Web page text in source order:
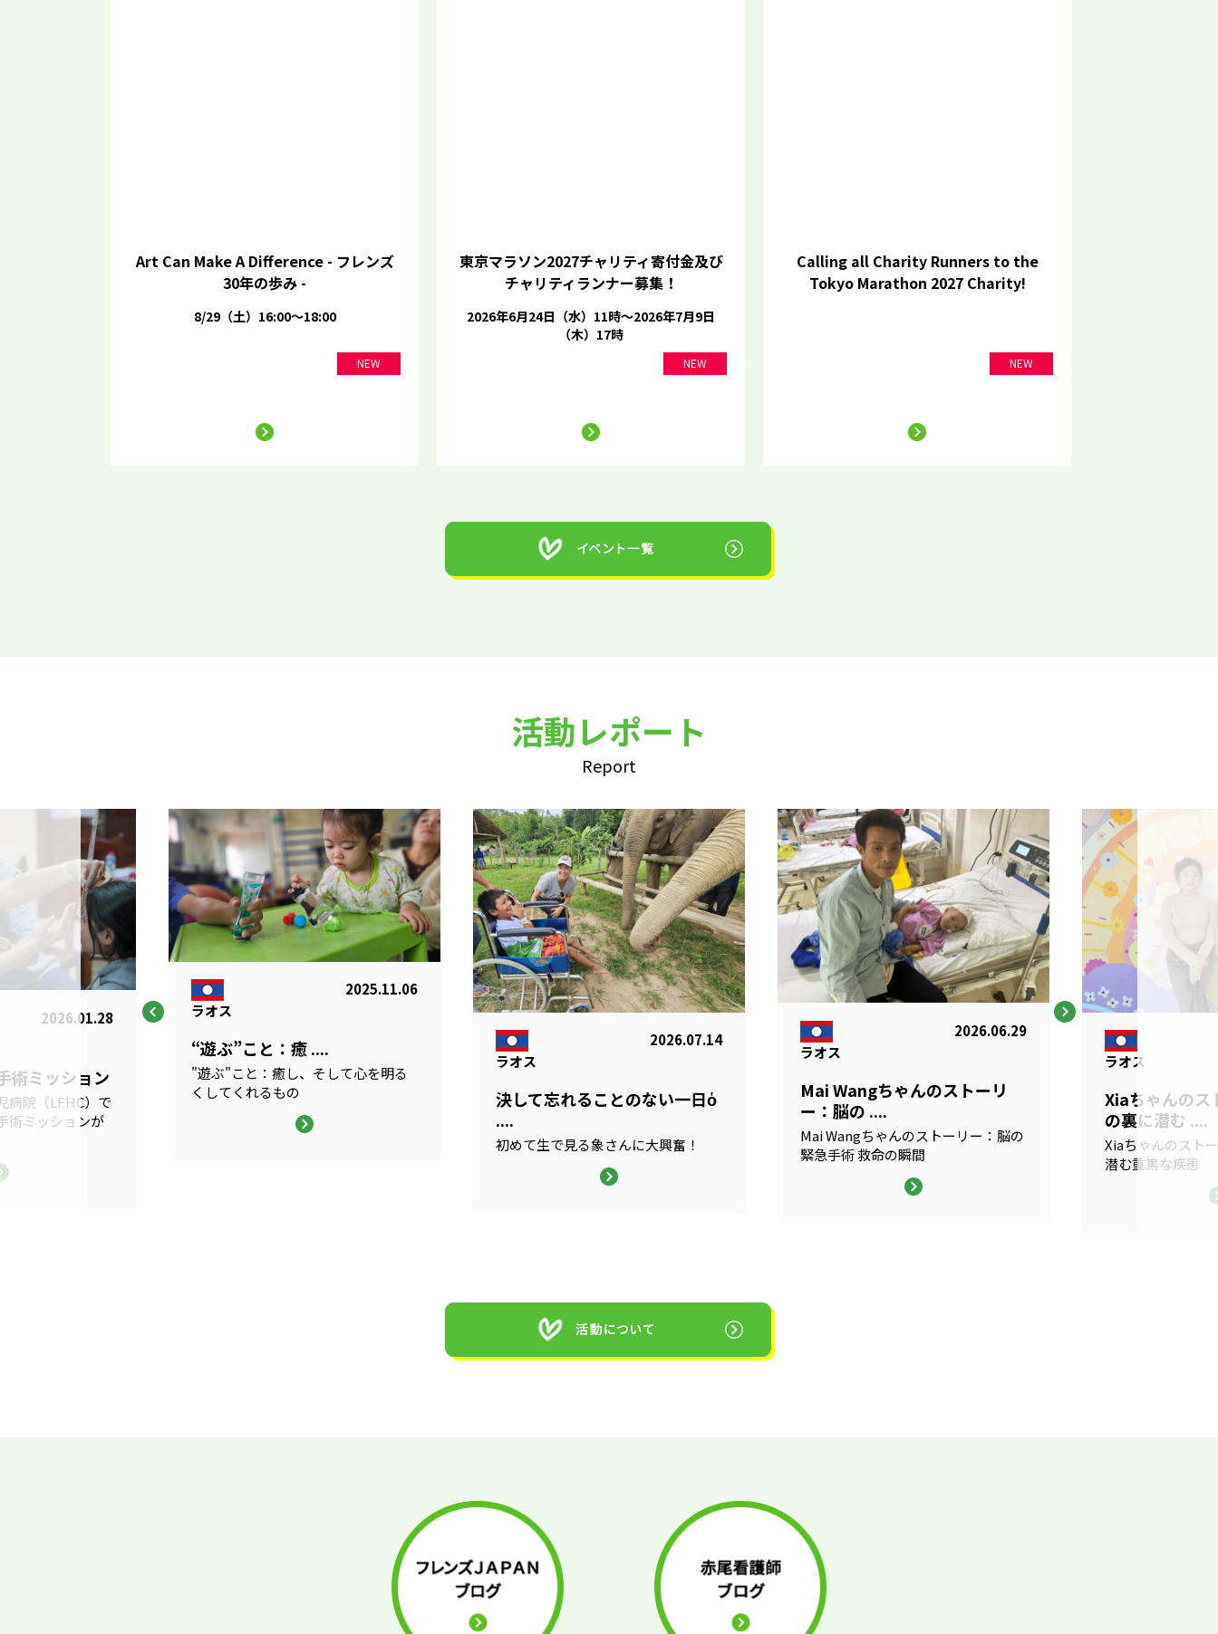
Art Can Make A Difference - フレンズ
30年の歩み -
8/29（土）16:00～18:00
NEW
東京マラソン2027チャリティ寄付金及び
チャリティランナー募集！
2026年6月24日（水）11時～2026年7月9日
（木）17時
NEW
Calling all Charity Runners to the
Tokyo Marathon 2027 Charity!
NEW
活動レポート
Report
2026.01.28
術ミッション
病院（LFHC）で
術ミッションが
ラオス
2025.11.06
“遊ぶ”こと：癒 ....
"遊ぶ"こと：癒し、そして心を明る
くしてくれるもの
ラオス
2026.07.14
決して忘れることのない一日ὁ
....
初めて生で見る象さんに大興奮！
ラオス
2026.06.29
Mai Wangちゃんのストーリ
ー：脳の ....
Mai Wangちゃんのストーリー：脳の
緊急手術 救命の瞬間
ラオス
Xiaちゃんのス
の裏に潜む ....
Xiaちゃんのスト
潜む重篤な疾患